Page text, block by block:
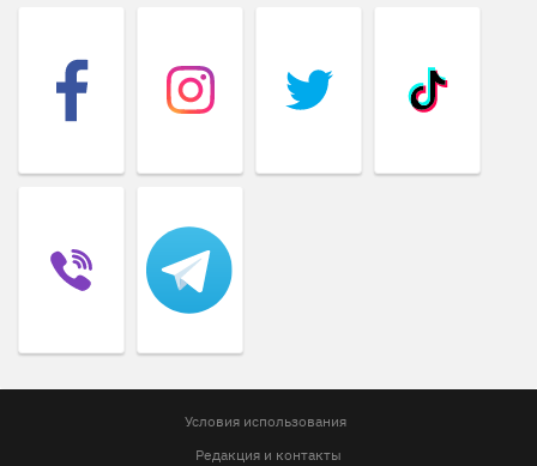
Условия использования
Редакция и контакты